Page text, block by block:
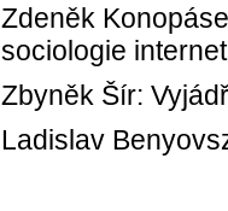
Zdeněk
sociologie
Zbyněk Šír:
Ladislav